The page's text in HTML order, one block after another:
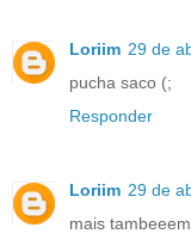
Loriim 29 de
pucha saco (;
Responder
Loriim 29 de
mais